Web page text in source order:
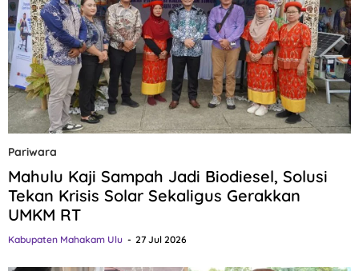
Pariwara
Mahulu Kaji Sampah Jadi Biodiesel, Solusi
Tekan Krisis Solar Sekaligus Gerakkan
UMKM RT
Kabupaten Mahakam Ulu 27 Jul 2026